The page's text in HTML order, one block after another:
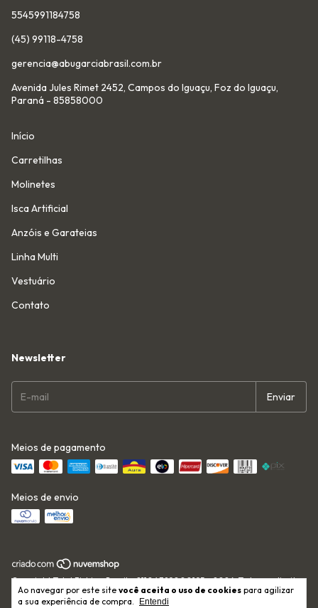
Ao navegar por este site você aceita o uso de cookies para agilizar
a sua experiência de compra.
Entendi
5545991184758
(45) 99118-4758
gerencia@abugarciabrasil.com.br
Avenida Jules Rimet 2452, Campos do Iguaçu, Foz do Iguaçu,
Paraná - 85858000
Início
Carretilhas
Molinetes
Isca Artificial
Anzóis e Garateias
Linha Multi
Vestuário
Contato
Newsletter
Meios de pagamento
Meios de envio
Copyright Total Fishing Brasil - 21104389000195 - 2026. Todos os direitos
reservados.